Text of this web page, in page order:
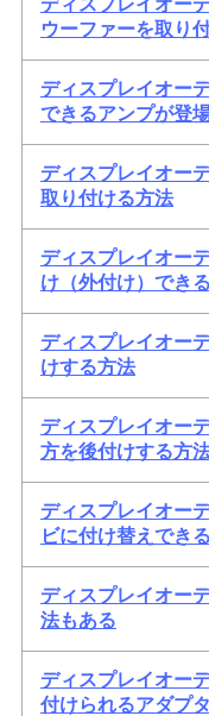
ウーファーを取り
ディスプレイオー
できるアンプが登
ディスプレイオー
取り付ける方法
ディスプレイオー
け（外付け）でき
ディスプレイオー
けする方法
ディスプレイオー
方を後付けする方
ディスプレイオー
ビに付け替えでき
ディスプレイオー
法もある
ディスプレイオー
付けられるアダプ